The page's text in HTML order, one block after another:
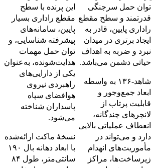
توان حمل سرجنگی
قدرتمند و سطح مقطع
راداری پایین، قادر به
ایجاد برتری در میدان
نبرد و ضربه به اهداف
حیاتی دشمن می‌باشد.
شاهد‑۱۳۶ به واسطه
ابعاد جمع‌وجور و
قابلیت پرتاب از
لانچرهای چندگانه،
انعطاف عملیاتی بالایی
دارد و می‌تواند در
مأموریت‌های انهدام
زیرساخت‌ها، مراکز
این پرنده با سطح
مقطع راداری بسیار
پایین، سامانه‌های
پیشرفته شناسایی، و
توان حمل مهمات
هدایت‌شونده، به‌عنوان
یکی از دارایی‌های
راهبردی نیروی
هوافضای سپاه
پاسداران شناخته
می‌شود.
نسخهٔ ماکت ارائه‌شده
با ابعاد دهانه بال ۱۹۰
سانتی‌متر، طول ۸۴